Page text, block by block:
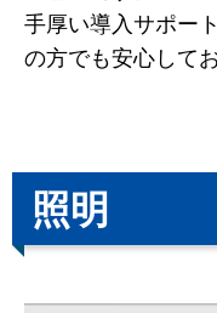
手厚い導入サポー
の方でも安心して
照明